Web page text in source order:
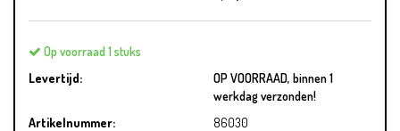
Op voorraad 1 stuks
Levertijd:
OP VOORRAAD, binnen 1
werkdag verzonden!
Artikelnummer:
86030